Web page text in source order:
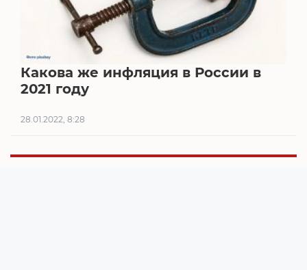
Какова же инфляция в России в
2021 году
28.01.2022, 8:28